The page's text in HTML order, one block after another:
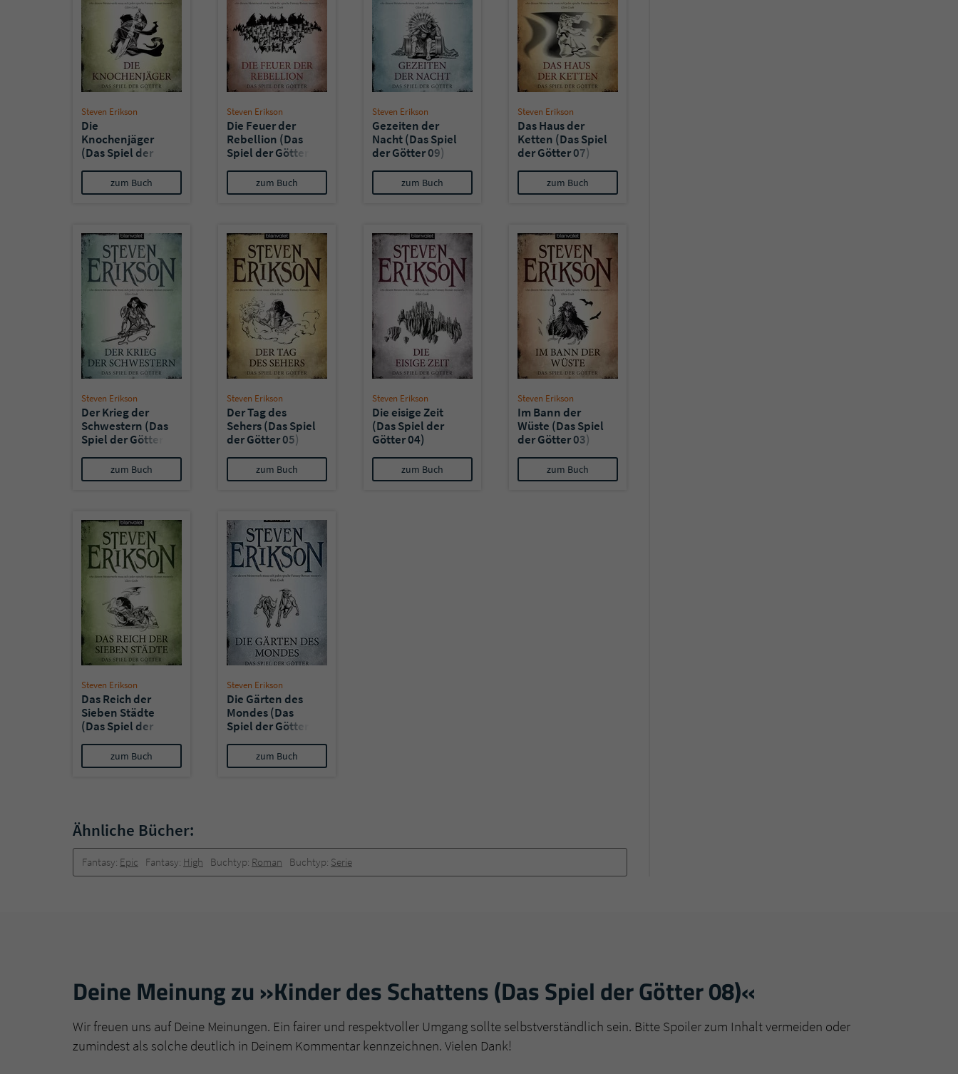
Steven Erikson
Die
Knochenjäger
(Das Spiel der
zum Buch
Steven Erikson
Die Feuer der
Rebellion (Das
Spiel der Götter
zum Buch
Steven Erikson
Gezeiten der
Nacht (Das Spiel
der Götter 09)
zum Buch
Steven Erikson
Das Haus der
Ketten (Das Spiel
der Götter 07)
zum Buch
Steven Erikson
Der Krieg der
Schwestern (Das
Spiel der Götter
zum Buch
Steven Erikson
Der Tag des
Sehers (Das Spiel
der Götter 05)
zum Buch
Steven Erikson
Die eisige Zeit
(Das Spiel der
Götter 04)
zum Buch
Steven Erikson
Im Bann der
Wüste (Das Spiel
der Götter 03)
zum Buch
Steven Erikson
Das Reich der
Sieben Städte
(Das Spiel der
zum Buch
Steven Erikson
Die Gärten des
Mondes (Das
Spiel der Götter
zum Buch
Ähnliche Bücher:
Fantasy: Epic Fantasy: High Buchtyp: Roman Buchtyp: Serie
Deine Meinung zu »Kinder des Schattens (Das Spiel der Götter 08)«
Wir freuen uns auf Deine Meinungen. Ein fairer und respektvoller Umgang sollte selbstverständlich sein. Bitte Spoiler zum Inhalt vermeiden oder
zumindest als solche deutlich in Deinem Kommentar kennzeichnen. Vielen Dank!